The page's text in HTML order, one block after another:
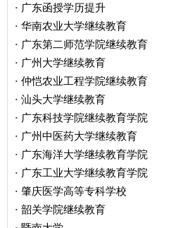
· 广东函授学历提升
· 华南农业大学继续教育
· 广东第二师范学院继续教育
· 广州大学继续教育
· 仲恺农业工程学院继续教育
· 汕头大学继续教育
· 广东科技学院继续教育学院
· 广州中医药大学继续教育
· 广东海洋大学继续教育学院
· 广东工业大学继续教育学院
· 肇庆医学高等专科学校
· 韶关学院继续教育